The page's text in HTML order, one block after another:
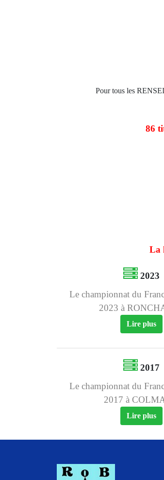
Pour tous les
86
La
2023
Le championnat du
2023 à
Lire plus
2017
Le championnat du
2017 à
Lire plus